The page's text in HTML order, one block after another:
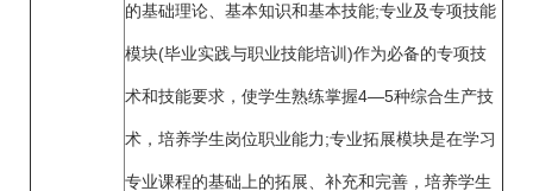
的基础理论、基本知识和基本技能;专业及专项技能
模块(毕业实践与职业技能培训)作为必备的专项技
术和技能要求，使学生熟练掌握4—5种综合生产技
术，培养学生岗位职业能力;专业拓展模块是在学习
专业课程的基础上的拓展、补充和完善，培养学生